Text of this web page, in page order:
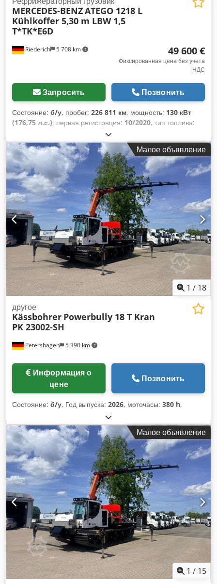
Riederich 5 708 km
MERCEDES-BENZATEGO 1218 L
Kühlkoffer 5,30 m LBW 1,5
T*TK*E6D
49 600 €
Фиксированная цена без учета
НДС
Запросить Позвонить
Состояние: б/у, пробег: 226 811 км, мощность: 130 кВт
(176,75 л.с.), первая регистрация: 10/2020, тип топлива:
11 990 кг, конфигурация осей:
следующая проверка (TÜV):10/2026, цвет:белый, тип
передачи:механический , класс выбросов:Евро 6, объем
грузового пространства:
30 м³, длина грузового отсека:
5 300 мм, ширина пространства для загрузки: 2 450 мм,
высота грузового отсека:2 300 мм, Год выпуска:2020
Оборудование:ABS, гидроборт, кондиционер,
электронная программа стабилизации (ESP),
Малое объявление
1 / 18
Petershagen 5 390 km
другое
Kässbohrer Powerbully 18 T Kran
PK 23002-SH
цене
Позвонить
Состояние: б/у, Год выпуска: 2026, моточасы: 380 h,
Малое объявление
1 / 15